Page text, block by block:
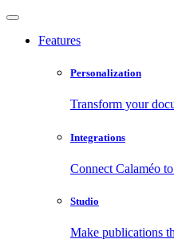
Features
Personalization
Transform your
Integrations
Connect Calaméo
Studio
Make publications